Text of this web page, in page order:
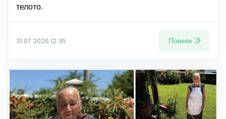
телото.
31.07.2026 12:35 Повеќе